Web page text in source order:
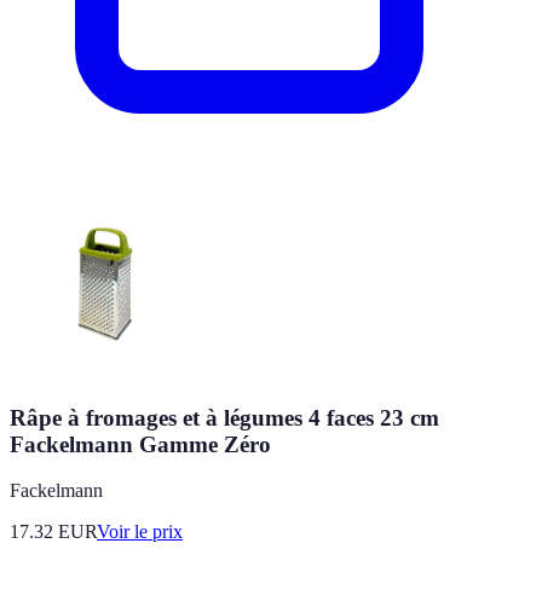
Râpe à fromages et à légumes 4 faces 23 cm
Fackelmann Gamme Zéro
Fackelmann
17.32 EURVoir le prix